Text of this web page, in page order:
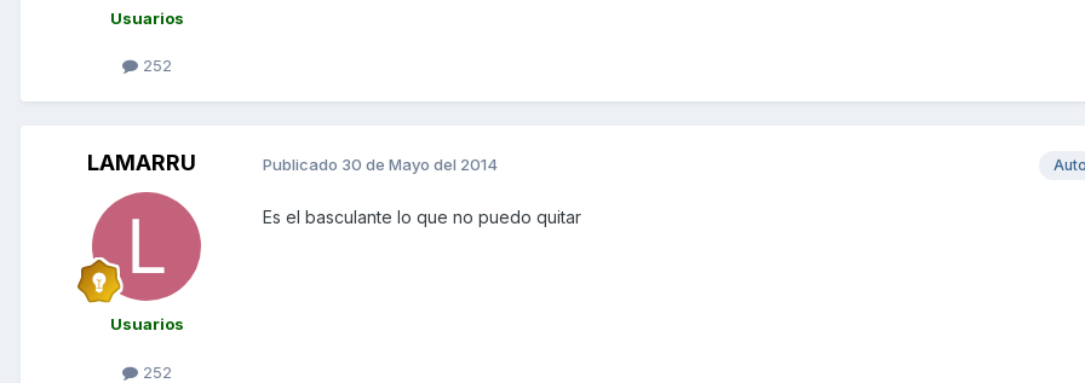
Usuarios
252
LAMARRU
Usuarios
252
Publicado 30 de Mayo del 2014
Es el basculante lo que no puedo quitar